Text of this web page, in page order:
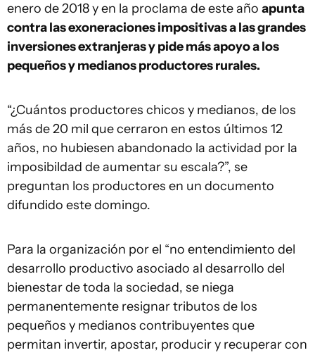
enero de 2018 y en la proclama de este año apunta
contra las exoneraciones impositivas a las grandes
inversiones extranjeras y pide más apoyo a los
pequeños y medianos productores rurales.
“¿Cuántos productores chicos y medianos, de los
más de 20 mil que cerraron en estos últimos 12
años, no hubiesen abandonado la actividad por la
imposibildad de aumentar su escala?”, se
preguntan los productores en un documento
difundido este domingo.
Para la organización por el “no entendimiento del
desarrollo productivo asociado al desarrollo del
bienestar de toda la sociedad, se niega
permanentemente resignar tributos de los
pequeños y medianos contribuyentes que
permitan invertir, apostar, producir y recuperar con